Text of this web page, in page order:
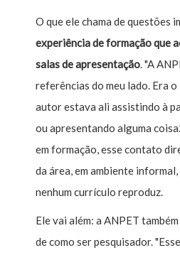
O que ele chama de questões
experiência de formação que
salas de apresentação. "A
referências do meu lado. Era
autor estava ali assistindo à
ou apresentando alguma
em formação, esse contato
da área, em ambiente
nenhum currículo reproduz.
Ele vai além: a ANPET
de como ser pesquisador.